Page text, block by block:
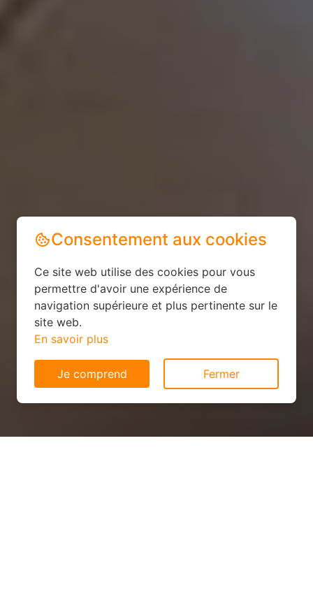
Consentement aux cookies
Ce site web utilise des cookies pour vous
permettre d'avoir une expérience de
navigation supérieure et plus pertinente sur le
site web.
En savoir plus
Je comprend Fermer